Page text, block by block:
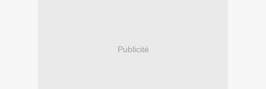
Publicité